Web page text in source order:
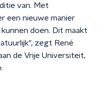
van. Met
een nieuwe manier
doen. Dit maakt
zegt René
de Vrije Universiteit,
: